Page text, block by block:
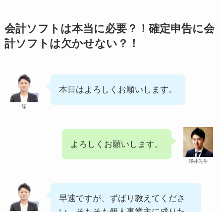
会計ソフトは本当に必要？！確定申告に会
計ソフトは欠かせない？！
篠
本日はよろしくお願いします。
淺井先生
よろしくお願いします。
早速ですが、ずばり教えてくださ